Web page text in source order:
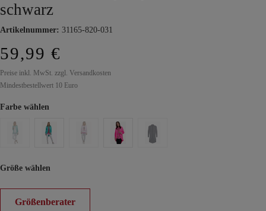
schwarz
Artikelnummer: 31165-820-031
59,99 €
Preise inkl. MwSt. zzgl. Versandkosten
Mindestbestellwert 10 Euro
Farbe wählen
Größe wählen
Größenberater